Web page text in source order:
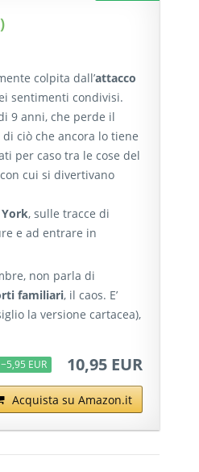
colpita dall’attacco
sentimenti condivisi.
9 anni, che perde il
ciò che ancora lo tiene
per caso tra le cose del
cui si divertivano
, sulle tracce di
e ad entrare in
non parla di
familiari, il caos. E’
la versione cartacea),
−5,95 EUR 10,95 EUR
Acquista su Amazon.it